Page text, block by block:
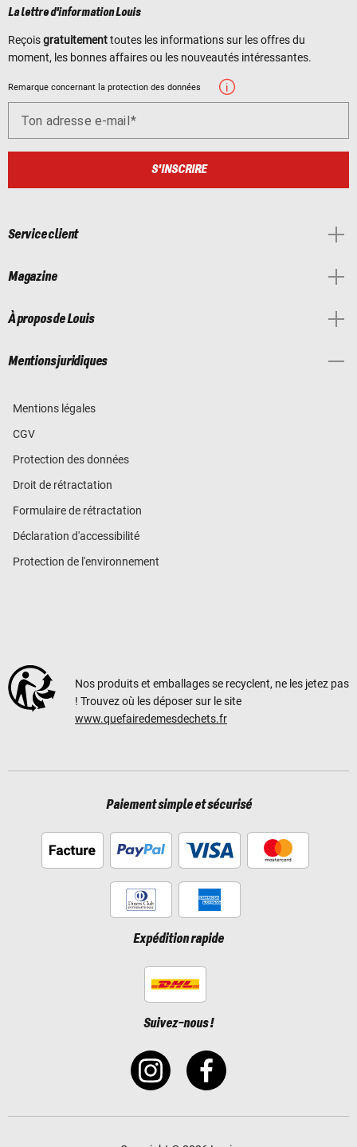
La lettre d'information Louis
Reçoisgratuitementtoutes les informations sur les offres du
moment, les bonnes affaires ou les nouveautés intéressantes.
Remarque concernant la protection des données
Ton adresse e-mail
S'INSCRIRE
Service client
Magazine
À propos de Louis
Mentions juridiques
Mentions légales
CGV
Protection des données
Droit de rétractation
Formulaire de rétractation
Déclaration d'accessibilité
Protection de l'environnement
Nos produits et emballages se recyclent, ne les jetez pas
! Trouvez où les déposer sur le site
www.quefairedemesdechets.fr
Paiement simple et sécurisé
Expédition rapide
Suivez-nous !